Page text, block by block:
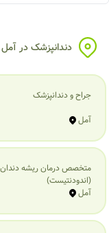
دندانپزشک در آمل
جراح و دندانپزشک
آمل
متخصص درمان ریشه دندان
(اندودنتیست)
آمل